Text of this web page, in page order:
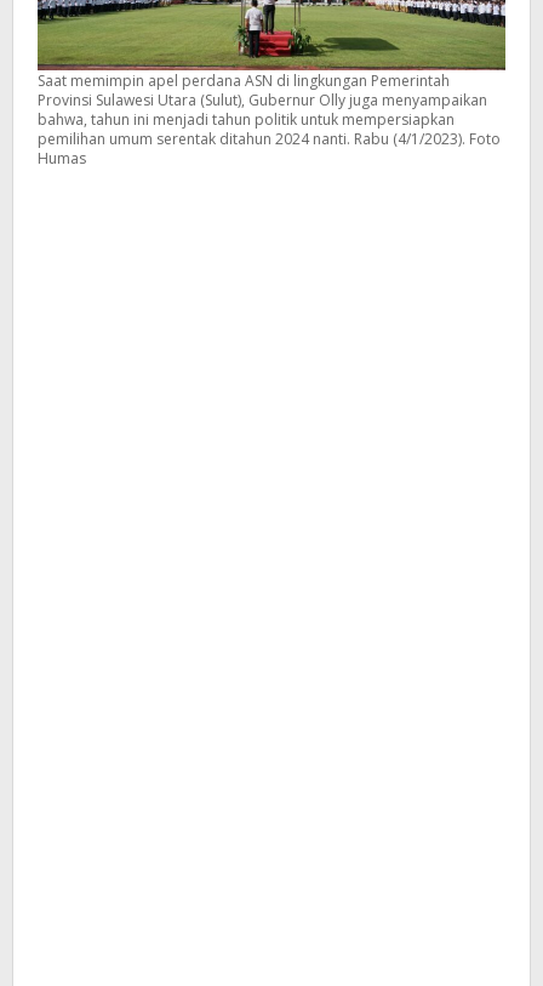
Saat memimpin apel perdana ASN di lingkungan Pemerintah
Provinsi Sulawesi Utara (Sulut), Gubernur Olly juga menyampaikan
bahwa, tahun ini menjadi tahun politik untuk mempersiapkan
pemilihan umum serentak ditahun 2024 nanti. Rabu (4/1/2023). Foto
Humas